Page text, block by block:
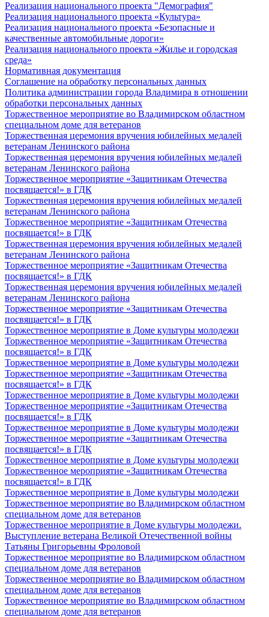
Реализация национального проекта "Демография"
Реализация национального проекта «Культура»
Реализация национального проекта «Безопасные и
качественные автомобильные дороги»
Реализация национального проекта «Жилье и городская
среда»
Нормативная документация
Соглашение на обработку персональных данных
Политика администрации города Владимира в отношении
обработки персональных данных
Торжественное мероприятие во Владимирском областном
специальном доме для ветеранов
Торжественная церемония вручения юбилейных медалей
ветеранам Ленинского района
Торжественная церемония вручения юбилейных медалей
ветеранам Ленинского района
Торжественное мероприятие «Защитникам Отечества
посвящается!» в ГДК
Торжественная церемония вручения юбилейных медалей
ветеранам Ленинского района
Торжественное мероприятие «Защитникам Отечества
посвящается!» в ГДК
Торжественная церемония вручения юбилейных медалей
ветеранам Ленинского района
Торжественное мероприятие «Защитникам Отечества
посвящается!» в ГДК
Торжественная церемония вручения юбилейных медалей
ветеранам Ленинского района
Торжественное мероприятие «Защитникам Отечества
посвящается!» в ГДК
Торжественное мероприятие в Доме культуры молодежи
Торжественное мероприятие «Защитникам Отечества
посвящается!» в ГДК
Торжественное мероприятие в Доме культуры молодежи
Торжественное мероприятие «Защитникам Отечества
посвящается!» в ГДК
Торжественное мероприятие в Доме культуры молодежи
Торжественное мероприятие «Защитникам Отечества
посвящается!» в ГДК
Торжественное мероприятие в Доме культуры молодежи
Торжественное мероприятие «Защитникам Отечества
посвящается!» в ГДК
Торжественное мероприятие в Доме культуры молодежи
Торжественное мероприятие «Защитникам Отечества
посвящается!» в ГДК
Торжественное мероприятие в Доме культуры молодежи
Торжественное мероприятие во Владимирском областном
специальном доме для ветеранов
Торжественное мероприятие в Доме культуры молодежи.
Выступление ветерана Великой Отечественной войны
Татьяны Григорьевны Фроловой
Торжественное мероприятие во Владимирском областном
специальном доме для ветеранов
Торжественное мероприятие во Владимирском областном
специальном доме для ветеранов
Торжественное мероприятие во Владимирском областном
специальном доме для ветеранов